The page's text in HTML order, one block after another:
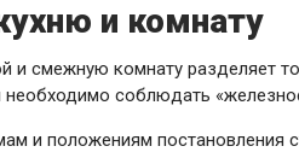
и комнату
и смежную комнату разделяет
соблюдать
и положениям постановления